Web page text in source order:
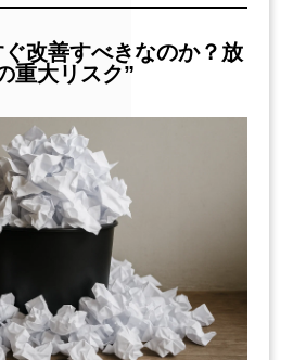
ぐ改善すべきなのか？放
重大リスク”